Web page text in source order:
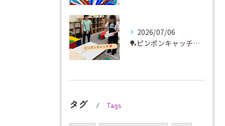
2026/07/06
🏓ピンポンキャッチに挑戦✨
タグ Tags